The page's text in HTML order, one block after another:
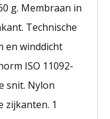
g. Membraan in
Technische
en winddicht
ISO 11092-
snit. Nylon
zijkanten. 1